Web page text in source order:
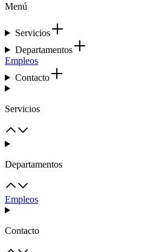
Menú
Servicios
Departamentos
Empleos
Contacto
Servicios
Departamentos
Empleos
Contacto